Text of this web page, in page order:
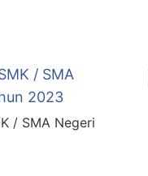
/ SMA
2023
/ SMA Negeri